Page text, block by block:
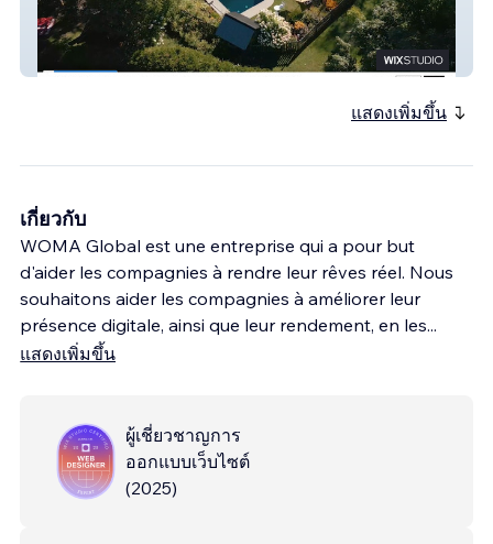
Le Village Suisse
แสดงเพิ่มขึ้น
เกี่ยวกับ
WOMA Global est une entreprise qui a pour but
d'aider les compagnies à rendre leur rêves réel. Nous
souhaitons aider les compagnies à améliorer leur
présence digitale, ainsi que leur rendement, en les...
แสดงเพิ่มขึ้น
ผู้เชี่ยวชาญการ
ออกแบบเว็บไซต์
(2025)